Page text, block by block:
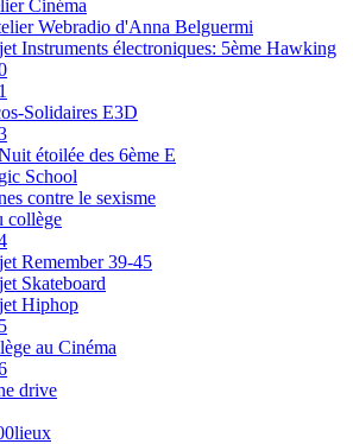
Cinéma
Webradio d'Anna Belguermi
Instruments électroniques: 5ème Hawking
Solidaires E3D
étoilée des 6ème E
School
contre le sexisme
collège
Remember 39-45
Skateboard
Hiphop
au Cinéma
drive